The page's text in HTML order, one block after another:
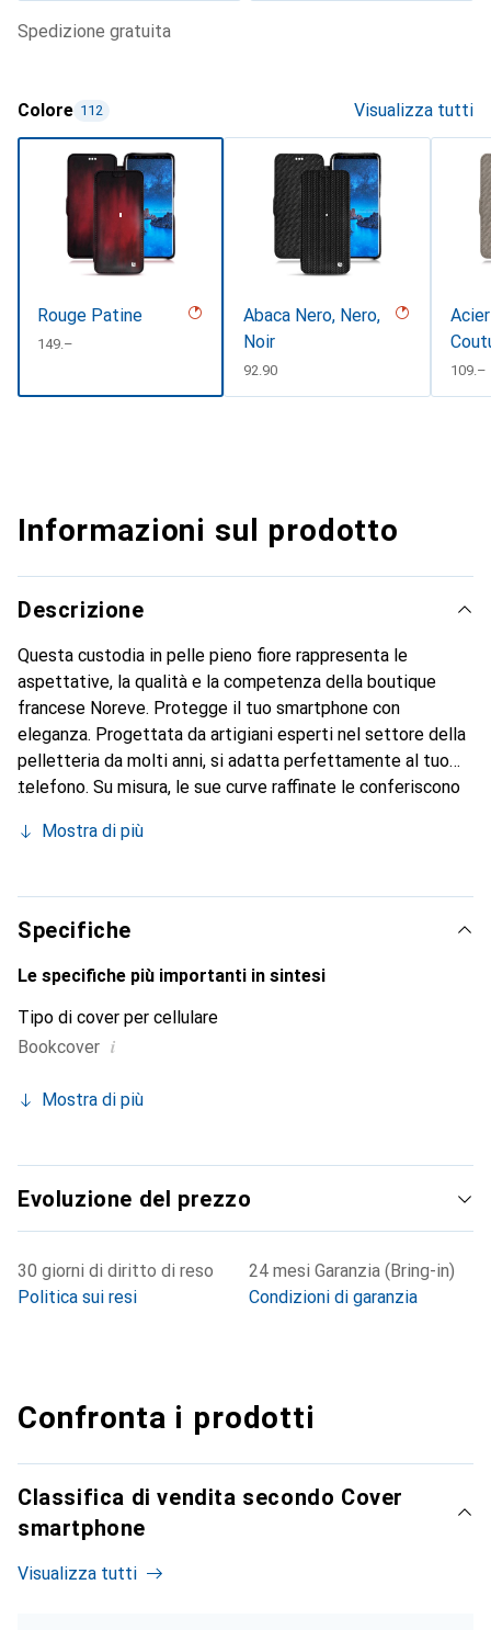
spedizione gratuita
Colore 112 Visualizza tutti
Rouge Patine
CHF
149.–
Abaca Nero, Nero,
Noir
CHF
92.90 CHF
109.–
Informazioni sul prodotto
Descrizione
Questa custodia in pelle pieno fiore rappresenta le
aspettative, la qualità e la competenza della boutique
francese Noreve. Protegge il tuo smartphone con
eleganza. Progettata da artigiani esperti nel settore della
pelletteria da molti anni, si adatta perfettamente al tuo
telefono. Su misura, le sue curve raffinate le conferiscono
indispensabile per il tuo smartphone. Riconosciuto a livello
Noreve è una scelta sicura per una clientela esigente.
Mostra di più
Specifiche
Le specifiche più importanti in sintesi
Tipo di cover per cellulare
Bookcover i
Mostra di più
Evoluzione del prezzo
30 giorni di diritto di reso
Politica sui resi
24 mesi Garanzia (Bring-in)
Condizioni di garanzia
Confronta i prodotti
Classifica di vendita secondo Cover
smartphone
Visualizza tutti